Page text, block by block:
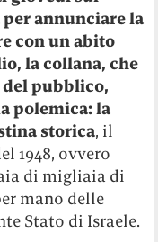
annunciare la
con un abito
la collana, che
del pubblico,
polemica: la
storica, il
1948, ovvero
di migliaia di
mano delle
Stato di Israele.